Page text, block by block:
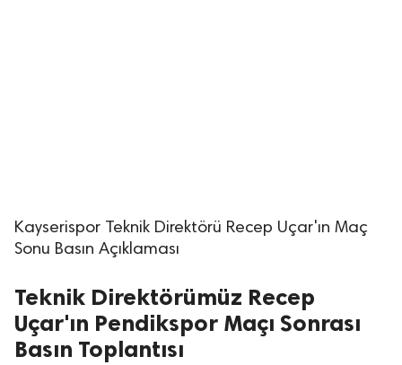
Kayserispor Teknik Direktörü Recep Uçar'ın Maç
Sonu Basın Açıklaması
Teknik Direktörümüz Recep
Uçar'ın Pendikspor Maçı Sonrası
Basın Toplantısı